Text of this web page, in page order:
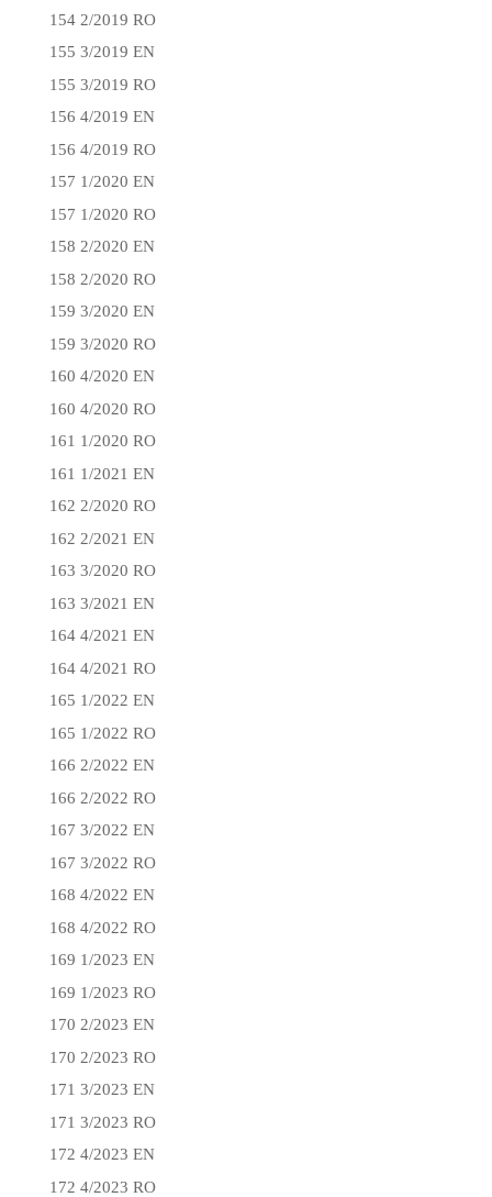
154 2/2019 RO
155 3/2019 EN
155 3/2019 RO
156 4/2019 EN
156 4/2019 RO
157 1/2020 EN
157 1/2020 RO
158 2/2020 EN
158 2/2020 RO
159 3/2020 EN
159 3/2020 RO
160 4/2020 EN
160 4/2020 RO
161 1/2020 RO
161 1/2021 EN
162 2/2020 RO
162 2/2021 EN
163 3/2020 RO
163 3/2021 EN
164 4/2021 EN
164 4/2021 RO
165 1/2022 EN
165 1/2022 RO
166 2/2022 EN
166 2/2022 RO
167 3/2022 EN
167 3/2022 RO
168 4/2022 EN
168 4/2022 RO
169 1/2023 EN
169 1/2023 RO
170 2/2023 EN
170 2/2023 RO
171 3/2023 EN
171 3/2023 RO
172 4/2023 EN
172 4/2023 RO